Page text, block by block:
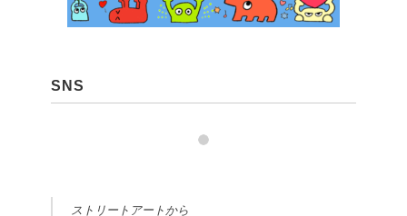
SNS
ストリートアートから